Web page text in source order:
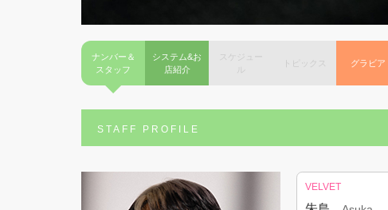
ナンバー＆
スタッフ
システム&お
店紹介
スケジュー
トピックス グラビア
STAFF PROFILE
VELVET